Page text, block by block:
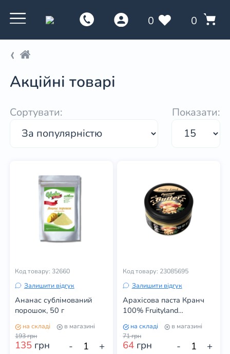
0 0
Акційні товарі
Сортувати: Показати:
Код товару: 32660
Залишити відгук
Ананас сублімований
порошок, 50 г
на складі
в магазині
193грн
135 грн - +
Код товару: 23085695
Залишити відгук
Арахісова паста Кранч
100% Fruityland
хрустка, 100 г
на складі
в магазині
71грн
64 грн - +